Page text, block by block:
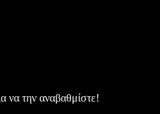
να την αναβαθμίστε!